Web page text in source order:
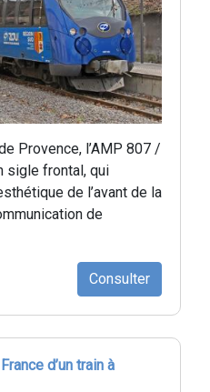
Provence, l’AMP 807 /
sigle frontal, qui
de l’avant de la
de
Consulter
d’un train à